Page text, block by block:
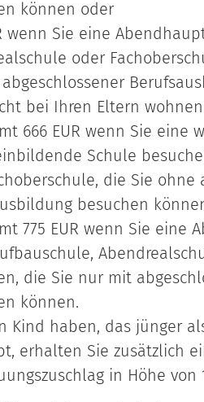
können oder
wenn Sie eine
oder
bei Ihren Eltern
666 EUR wenn Sie eine
Schule
die Sie ohne
besuchen
775 EUR wenn Sie eine
die Sie nur mit
können.
Kind haben, das jünger
erhalten Sie zusätzlich
in Höhe von